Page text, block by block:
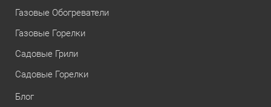
Газовые Обогреватели
Газовые Горелки
Садовые Грили
Садовые Горелки
Блог